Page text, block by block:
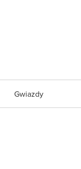
Gwiazdy